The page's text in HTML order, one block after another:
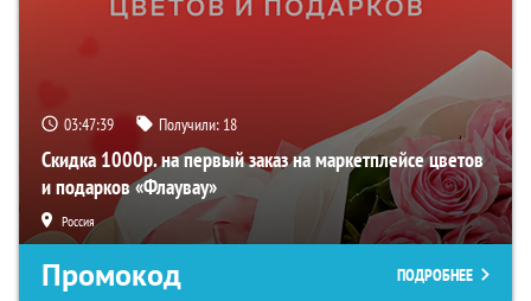
03:47:38 Получили: 18
Скидка 1000р. на первый заказ на маркетплейсе цветов
и подарков «Флаувау»
Россия
Промокод ПОДРОБНЕЕ